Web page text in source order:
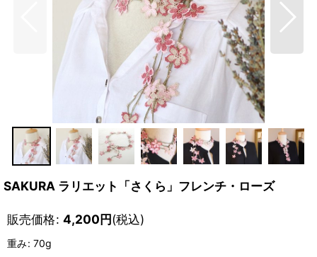
SAKURA ラリエット「さくら」フレンチ・ローズ
販売価格: 4,200円(税込)
重み: 70g